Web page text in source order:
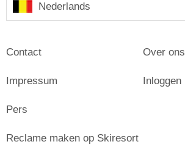
Nederlands
Contact
Impressum
Pers
Over ons
Inloggen
Reclame maken op Skiresort